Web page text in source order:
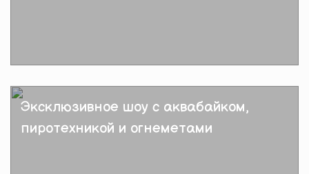
Подробнее
Эксклюзивное шоу с аквабайком,
пиротехникой и огнеметами